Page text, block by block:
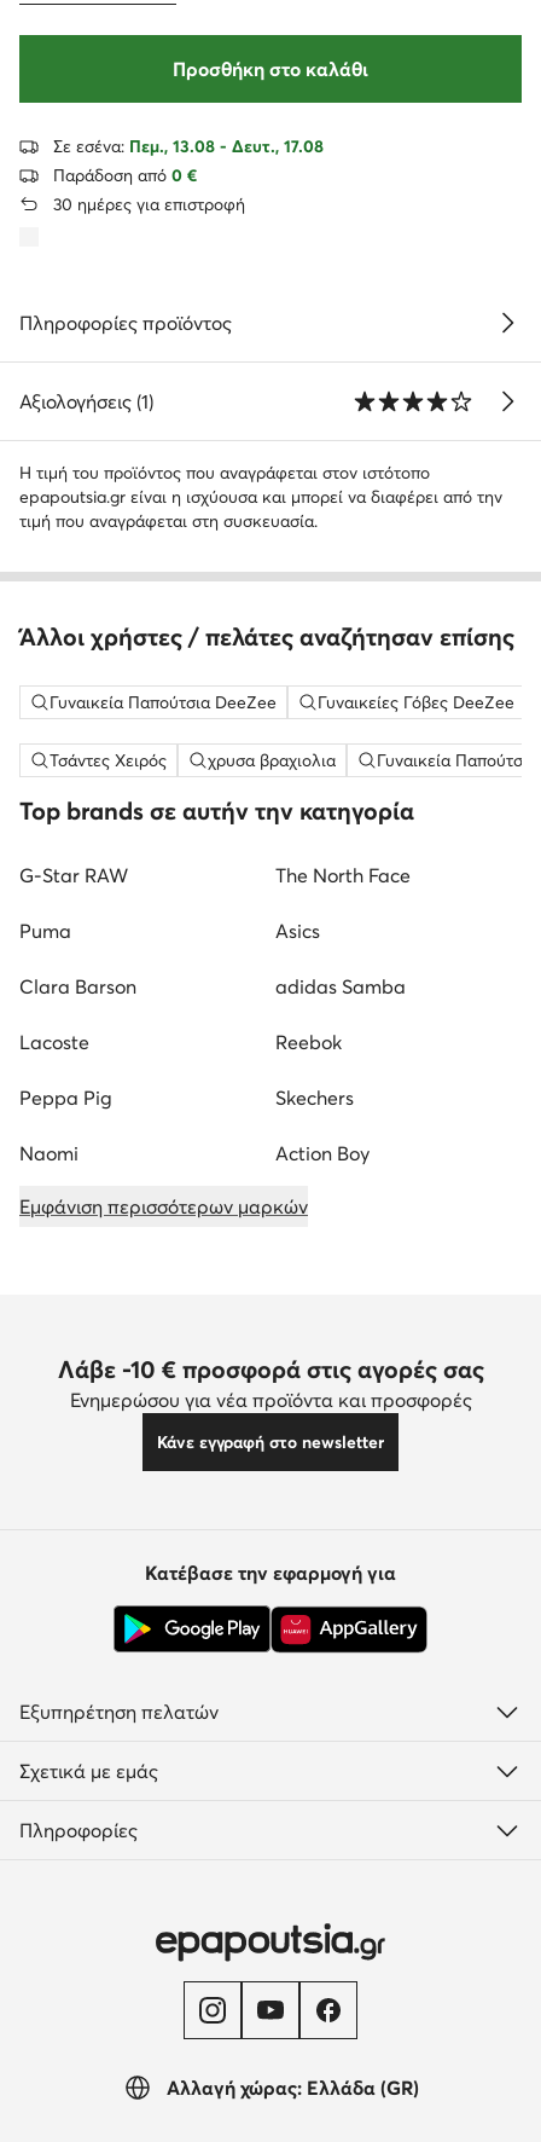
Προσθήκη στο καλάθι
Σε εσένα: Πεμ., 13.08 - Δευτ., 17.08
Παράδοση από 0 €
30 ημέρες για επιστροφή
Πληροφορίες προϊόντος
Αξιολογήσεις (1)
Η τιμή του προϊόντος που αναγράφεται στον ιστότοπο
epapoutsia.gr είναι η ισχύουσα και μπορεί να διαφέρει από την
τιμή που αναγράφεται στη συσκευασία.
Άλλοι χρήστες / πελάτες αναζήτησαν επίσης
Γυναικεία Παπούτσια DeeZee Γυναικείες Γόβες DeeZee
Τσάντες Χειρός χρυσα βραχιολια Γυναικεία
Top brands σε αυτήν την κατηγορία
G-Star RAW The North Face
Puma Asics
Clara Barson adidas Samba
Lacoste Reebok
Peppa Pig Skechers
Naomi Action Boy
Εμφάνιση περισσότερων μαρκών
Λάβε -10 € προσφορά στις αγορές σας
Ενημερώσου για νέα προϊόντα και προσφορές
Κάνε εγγραφή στο newsletter
Αλλαγή χώρας: Ελλάδα (GR)
Κατέβασε την εφαρμογή για
Εξυπηρέτηση πελατών
Σχετικά με εμάς
Πληροφορίες